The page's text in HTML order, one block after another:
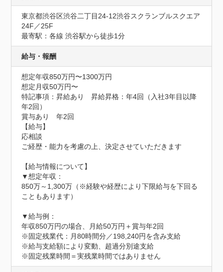
東京都渋谷区渋谷二丁目24-12渋谷スクランブルスクエア
24F／25F
最寄駅：各線 渋谷駅から徒歩1分
給与・報酬
想定年収850万円〜1300万円
想定月収50万円〜
特記事項：昇給あり　昇給昇格：年4回（入社3年目以降
年2回）
賞与あり　年2回
【給与】
応相談
ご経歴・能力を考慮の上、決定させていただきます
【給与情報について】
▼想定年収：
850万～1,300万（※経験や経歴により下限給与を下回る
こともあります）
▼給与例：
年収850万円の場合、月給50万円＋賞与年2回
※固定残業代：月80時間分／198,240円を含み支給
※給与支給額により変動、超過分別途支給
※固定残業時間＝実残業時間ではありません